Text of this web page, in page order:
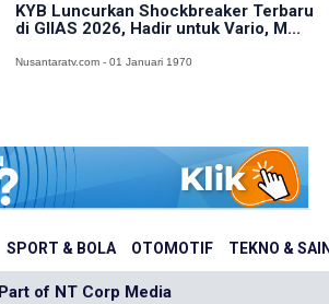
SPORT & BOLA OTOMOTIF TEKNO &
KYB Luncurkan Shockbreaker Terbaru
di GIIAS 2026, Hadir untuk Vario, M...
Nusantaratv.com - 01 Januari 1970
Part of NT Corp Media